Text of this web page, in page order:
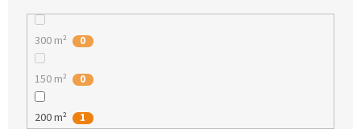
300 m² 0
150 m² 0
200 m² 1